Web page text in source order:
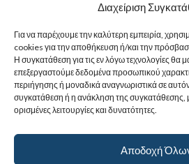
Διαχείριση
Για να παρέχουμε την καλύτερη εμπειρία,
cookies για την αποθήκευση ή/και την
Η συγκατάθεση για τις εν λόγω τεχνολογίες θα
επεξεργαστούμε δεδομένα προσωπικού
περιήγησης ή μοναδικά αναγνωριστικά σε
συγκατάθεση ή η ανάκληση της συγκατάθεσης,
ορισμένες λειτουργίες και δυνατότητες.
Αποδοχή